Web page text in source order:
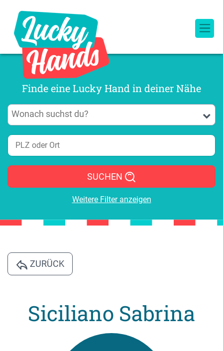
Finde eine Lucky Hand in deiner Nähe
SUCHEN
Weitere Filter anzeigen
ZURÜCK
Siciliano Sabrina